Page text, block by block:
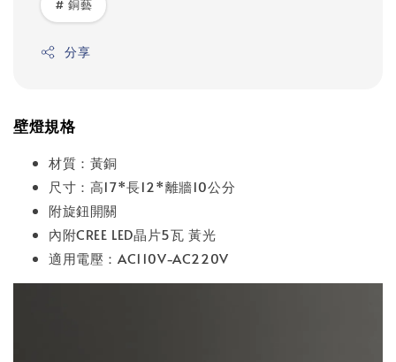
# 銅藝
分享
壁燈規格
材質：黃銅
尺寸：高17*長12*離牆10公分
附旋鈕開關
內附CREE LED晶片5瓦 黃光
適用電壓：AC110V-AC220V